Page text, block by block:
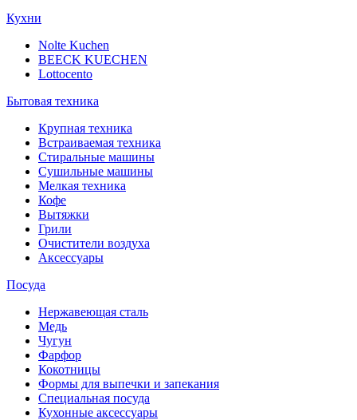
Кухни
Nolte Kuchen
BEECK KUECHEN
Lottocento
Бытовая техника
Крупная техника
Встраиваемая техника
Стиральные машины
Сушильные машины
Мелкая техника
Кофе
Вытяжки
Грили
Очистители воздуха
Аксессуары
Посуда
Нержавеющая сталь
Медь
Чугун
Фарфор
Кокотницы
Формы для выпечки и запекания
Специальная посуда
Кухонные аксессуары